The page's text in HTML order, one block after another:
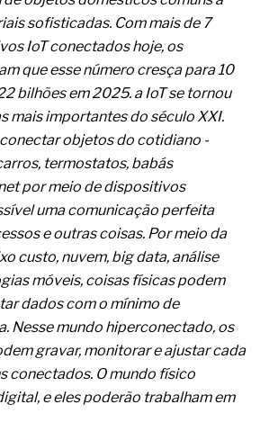
clínica da coceira no ânus
clínicos do teratoma de ovário
médico da síndrome da fadiga
médicas da queda dos cabelos ou
a gestão é o obstáculo para o resultado
para a inspeção em estruturas
de concreto de obras
regular reduz em 19% o risco de
e melhora o metabolismo
de indicadores nas atividades
das organizações
industrial ganha espaço como
competitiva nas empresas
dimensionais dos produtos de
cimentícios com fibra de vidro
vantagem competitiva não está no
de IA
ficou ainda mais humana
sofisticadas. Com mais de 7
IoT conectados hoje, os
que esse número cresça para 10
bilhões em 2025. a IoT se tornou
mais importantes do século XXI.
objetos do cotidiano -
termostatos, babás
por meio de dispositivos
uma comunicação perfeita
e outras coisas. Por meio da
custo, nuvem, big data, análise
móveis, coisas físicas podem
dados com o mínimo de
Nesse mundo hiperconectado, os
gravar, monitorar e ajustar cada
conectados. O mundo físico
e eles poderão trabalham em